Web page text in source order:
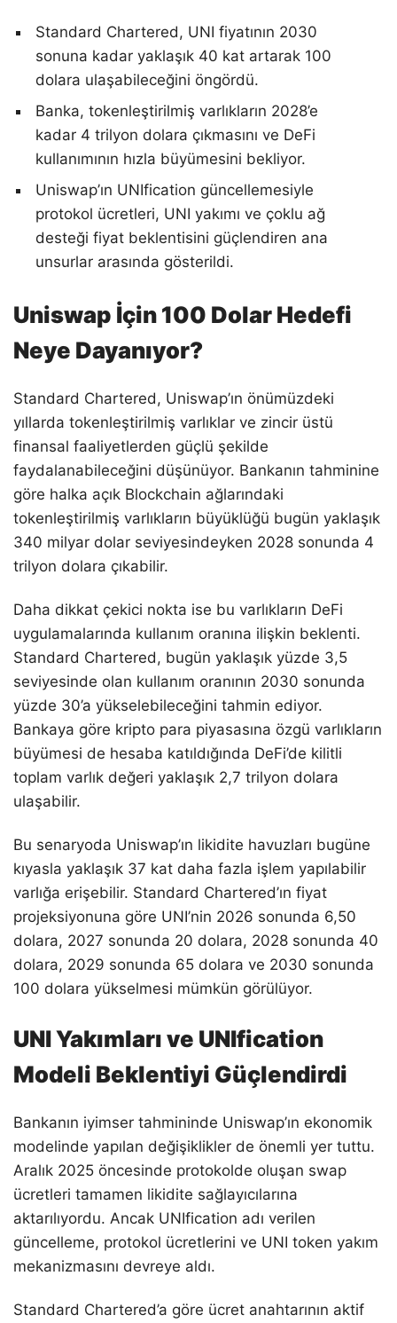
Standard Chartered, UNI fiyatının 2030
sonuna kadar yaklaşık 40 kat artarak 100
dolara ulaşabileceğini öngördü.
Banka, tokenleştirilmiş varlıkların 2028’e
kadar 4 trilyon dolara çıkmasını ve DeFi
kullanımının hızla büyümesini bekliyor.
Uniswap’ın UNIfication güncellemesiyle
protokol ücretleri, UNI yakımı ve çoklu ağ
desteği fiyat beklentisini güçlendiren ana
unsurlar arasında gösterildi.
Uniswap İçin 100 Dolar Hedefi
Neye Dayanıyor?
Standard Chartered, Uniswap’ın önümüzdeki
yıllarda tokenleştirilmiş varlıklar ve zincir üstü
finansal faaliyetlerden güçlü şekilde
faydalanabileceğini düşünüyor. Bankanın tahminine
göre halka açık Blockchain ağlarındaki
tokenleştirilmiş varlıkların büyüklüğü bugün yaklaşık
340 milyar dolar seviyesindeyken 2028 sonunda 4
trilyon dolara çıkabilir.
Daha dikkat çekici nokta ise bu varlıkların DeFi
uygulamalarında kullanım oranına ilişkin beklenti.
Standard Chartered, bugün yaklaşık yüzde 3,5
seviyesinde olan kullanım oranının 2030 sonunda
yüzde 30’a yükselebileceğini tahmin ediyor.
Bankaya göre kripto para piyasasına özgü varlıkların
büyümesi de hesaba katıldığında DeFi’de kilitli
toplam varlık değeri yaklaşık 2,7 trilyon dolara
ulaşabilir.
Bu senaryoda Uniswap’ın likidite havuzları bugüne
kıyasla yaklaşık 37 kat daha fazla işlem yapılabilir
varlığa erişebilir. Standard Chartered’ın fiyat
projeksiyonuna göre UNI’nin 2026 sonunda 6,50
dolara, 2027 sonunda 20 dolara, 2028 sonunda 40
dolara, 2029 sonunda 65 dolara ve 2030 sonunda
100 dolara yükselmesi mümkün görülüyor.
UNI Yakımları ve UNIfication
Modeli Beklentiyi Güçlendirdi
Bankanın iyimser tahmininde Uniswap’ın ekonomik
modelinde yapılan değişiklikler de önemli yer tuttu.
Aralık 2025 öncesinde protokolde oluşan swap
ücretleri tamamen likidite sağlayıcılarına
aktarılıyordu. Ancak UNIfication adı verilen
güncelleme, protokol ücretlerini ve UNI token yakım
mekanizmasını devreye aldı.
Standard Chartered’a göre ücret anahtarının aktif